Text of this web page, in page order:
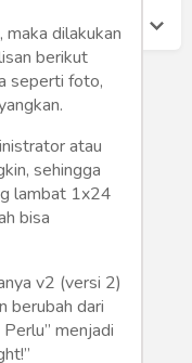
dilakukan
berikut
seperti foto,
atau
sehingga
lambat 1x24
bisa
v2 (versi 2)
berubah dari
menjadi